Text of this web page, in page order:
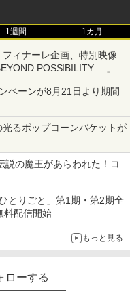
1週間 1カ月
フィナーレ企画、特別映像
POSSIBILITY ―」が
ペーンが8月21日より期間
に登場！
るポップコーンバケットが
説の魔王があらわれた！コ
とりごと」第1期・第2期全
料配信開始
もっと見る
ローする